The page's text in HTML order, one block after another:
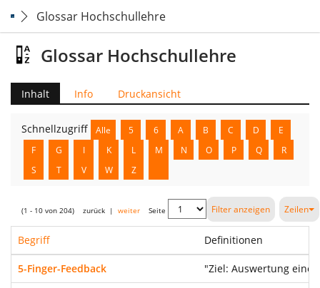
Glossar Hochschullehre
Glossar Hochschullehre
Inhalt Info Druckansicht
Schnellzugriff Alle 5 6 A B C D
E
F
G I K L M N O P Q
R
S
T V W Z
(1 - 10 von 204) zurück | weiter Seite Filter anzeigen Zeilen
Begriff Definitionen
5-Finger-Feedback "Ziel: Auswertung